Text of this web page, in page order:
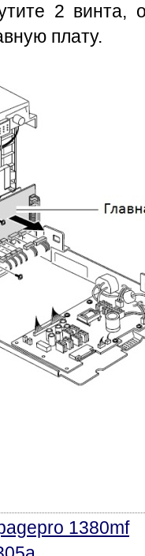
2 винта,
плату.
1380mf